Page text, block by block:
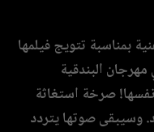
بمناسبة تتويج فيلمها
البندقية
صرخة استغاثة
وسيبقى صوتها يتردد